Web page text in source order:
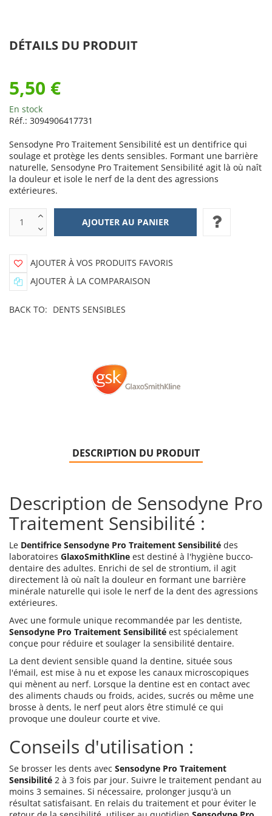
DÉTAILS DU PRODUIT
5,50 €
En stock
Réf.: 3094906417731
Sensodyne Pro Traitement Sensibilité est un dentifrice qui
soulage et protège les dents sensibles. Formant une barrière
naturelle, Sensodyne Pro Traitement Sensibilité agit là où naît
la douleur et isole le nerf de la dent des agressions
extérieures.
AJOUTER À VOS PRODUITS FAVORIS
AJOUTER À LA COMPARAISON
BACK TO: DENTS SENSIBLES
DESCRIPTION DU PRODUIT
Description de Sensodyne Pro
Traitement Sensibilité :
Le Dentifrice Sensodyne Pro Traitement Sensibilité des
laboratoires GlaxoSmithKline est destiné à l'hygiène bucco-
dentaire des adultes. Enrichi de sel de strontium, il agit
directement là où naît la douleur en formant une barrière
minérale naturelle qui isole le nerf de la dent des agressions
extérieures.
Avec une formule unique recommandée par les dentiste,
Sensodyne Pro Traitement Sensibilité est spécialement
conçue pour réduire et soulager la sensibilité dentaire.
La dent devient sensible quand la dentine, située sous
l'émail, est mise à nu et expose les canaux microscopiques
qui mènent au nerf. Lorsque la dentine est en contact avec
des aliments chauds ou froids, acides, sucrés ou même une
brosse à dents, le nerf peut alors être stimulé ce qui
provoque une douleur courte et vive.
Conseils d'utilisation :
Se brosser les dents avec Sensodyne Pro Traitement
Sensibilité 2 à 3 fois par jour. Suivre le traitement pendant au
moins 3 semaines. Si nécessaire, prolonger jusqu'à un
résultat satisfaisant. En relais du traitement et pour éviter le